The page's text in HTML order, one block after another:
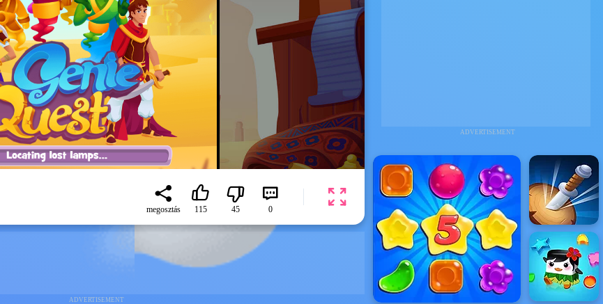
ADVERTISEMENT
ADVERTISEMENT
megosztás 115 45 0